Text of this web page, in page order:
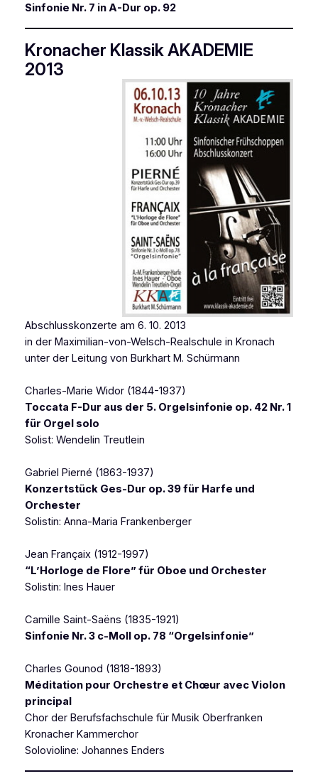
Sinfonie Nr. 7 in A-Dur op. 92
Kronacher Klassik AKADEMIE
2013
Abschlusskonzerte am 6. 10. 2013
in der Maximilian-von-Welsch-Realschule in Kronach
unter der Leitung von Burkhart M. Schürmann
Charles-Marie Widor (1844-1937)
Toccata F-Dur aus der 5. Orgelsinfonie op. 42 Nr. 1
für Orgel solo
Solist: Wendelin Treutlein
Gabriel Pierné (1863-1937)
Konzertstück Ges-Dur op. 39 für Harfe und
Orchester
Solistin: Anna-Maria Frankenberger
Jean Françaix (1912-1997)
“L’Horloge de Flore” für Oboe und Orchester
Solistin: Ines Hauer
Camille Saint-Saëns (1835-1921)
Sinfonie Nr. 3 c-Moll op. 78 “Orgelsinfonie”
Charles Gounod (1818-1893)
Méditation pour Orchestre et Chœur avec Violon
principal
Chor der Berufsfachschule für Musik Oberfranken
Kronacher Kammerchor
Solovioline: Johannes Enders